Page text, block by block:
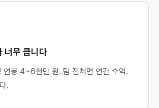
너무 큽니다
연봉 4~6천만 원. 팀 전체면 연간 수억.
.